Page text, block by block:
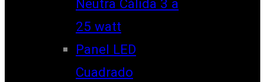
Neutra Cálida 3 a
25 watt
Panel LED
Cuadrado